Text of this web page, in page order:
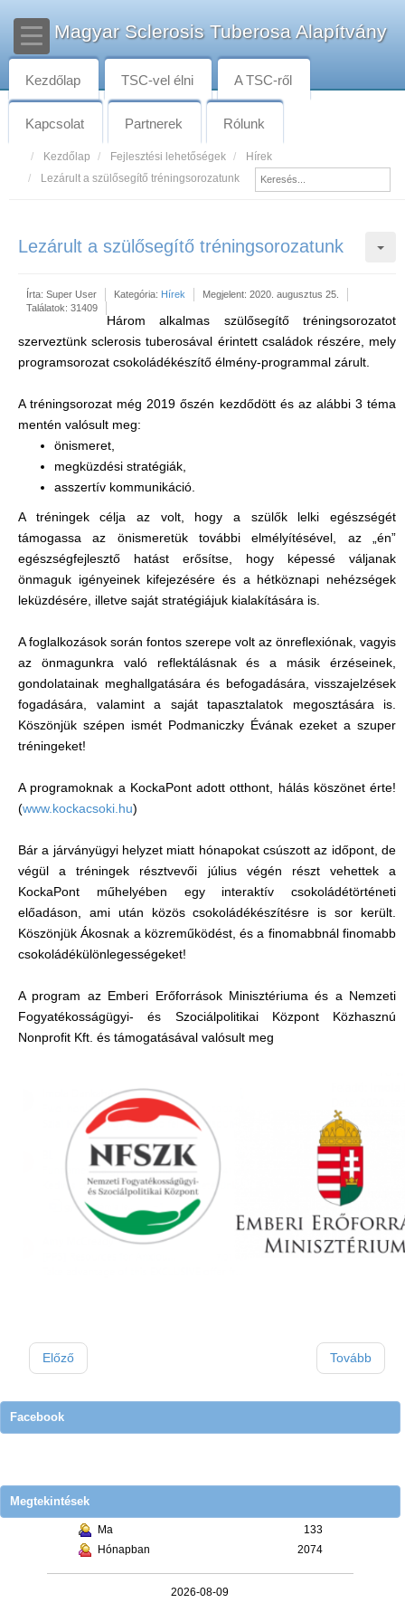
Magyar Sclerosis Tuberosa Alapítvány
Kezdőlap TSC-vel élni A TSC-ről
Kapcsolat Partnerek Rólunk
Kezdőlap Fejlesztési lehetőségek
Hírek
Lezárult a szülősegítő tréningsorozatunk
Lezárult a szülősegítő tréningsorozatunk
Írta: Super User Kategória: Hírek
Megjelent: 2020. augusztus 25.
Találatok: 31409
Három alkalmas szülősegítő tréningsorozatot
szerveztünk sclerosis tuberosával érintett családok részére, mely
programsorozat csokoládékészítő élmény-programmal zárult.
A tréningsorozat még 2019 őszén kezdődött és az alábbi 3 téma
mentén valósult meg:
önismeret,
megküzdési stratégiák,
asszertív kommunikáció.
A tréningek célja az volt, hogy a szülők lelki egészségét
támogassa az önismeretük további elmélyítésével, az „én”
egészségfejlesztő hatást erősítse, hogy képessé váljanak
önmaguk igényeinek kifejezésére és a hétköznapi nehézségek
leküzdésére, illetve saját stratégiájuk kialakítására is.
A foglalkozások során fontos szerepe volt az önreflexiónak, vagyis
az önmagunkra való reflektálásnak és a másik érzéseinek,
gondolatainak meghallgatására és befogadására, visszajelzések
fogadására, valamint a saját tapasztalatok megosztására is.
Köszönjük szépen ismét Podmaniczky Évának ezeket a szuper
tréningeket!
A programoknak a KockaPont adott otthont, hálás köszönet érte!
(www.kockacsoki.hu)
Bár a járványügyi helyzet miatt hónapokat csúszott az időpont, de
végül a tréningek résztvevői július végén részt vehettek a
KockaPont műhelyében egy interaktív csokoládétörténeti
előadáson, ami után közös csokoládékészítésre is sor került.
Köszönjük Ákosnak a közreműködést, és a finomabbnál finomabb
csokoládékülönlegességeket!
A program az Emberi Erőforrások Minisztériuma és a Nemzeti
Fogyatékosságügyi- és Szociálpolitikai Központ Közhasznú
Nonprofit Kft. és támogatásával valósult meg
Előző Tovább
Facebook
Megtekintések
Ma
133
Hónapban
2074
2026-08-09